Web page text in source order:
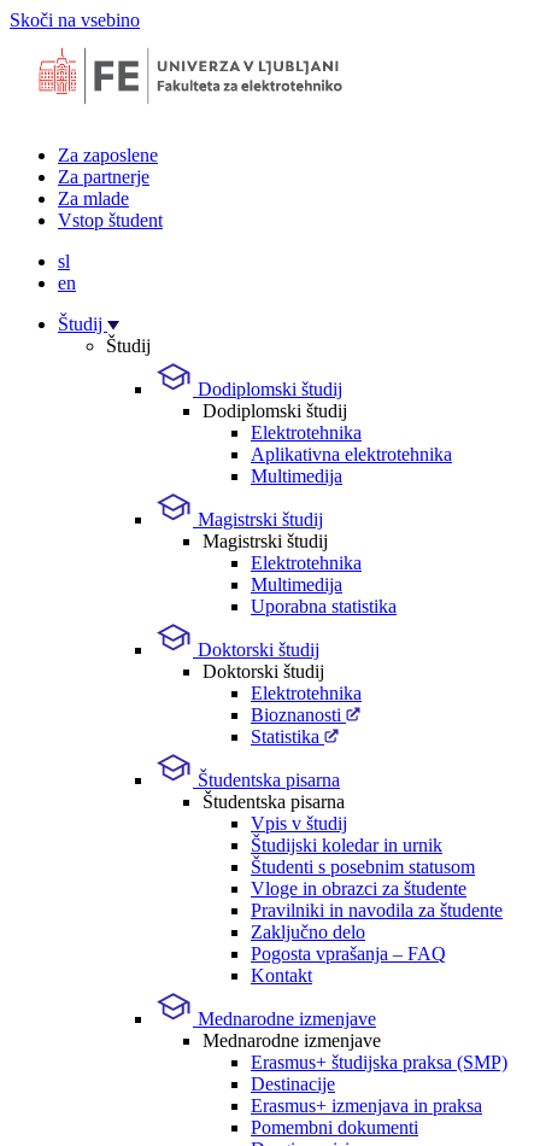
Skoči na vsebino
Za zaposlene
Za partnerje
Za mlade
Vstop študent
sl
en
Študij
Študij
Dodiplomski študij
Dodiplomski študij
Elektrotehnika
Aplikativna elektrotehnika
Multimedija
Magistrski študij
Magistrski študij
Elektrotehnika
Multimedija
Uporabna statistika
Doktorski študij
Doktorski študij
Elektrotehnika
Bioznanosti
Statistika
Študentska pisarna
Študentska pisarna
Vpis v študij
Študijski koledar in urnik
Študenti s posebnim statusom
Vloge in obrazci za študente
Pravilniki in navodila za študente
Zaključno delo
Pogosta vprašanja – FAQ
Kontakt
Mednarodne izmenjave
Mednarodne izmenjave
Erasmus+ študijska praksa (SMP)
Destinacije
Erasmus+ izmenjava in praksa
Pomembni dokumenti